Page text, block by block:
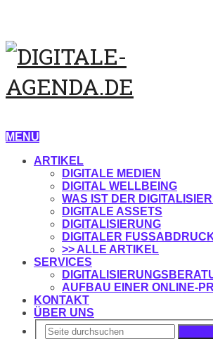
MENU
ARTIKEL
DIGITALE MEDIEN
DIGITAL WELLBEING
WAS IST DER
DIGITALE ASSETS
DIGITALISIERUNG
DIGITALER FUSSABDRUCK
>> ALLE ARTIKEL
SERVICES
AUFBAU EINER ONLINE-
KONTAKT
ÜBER UNS